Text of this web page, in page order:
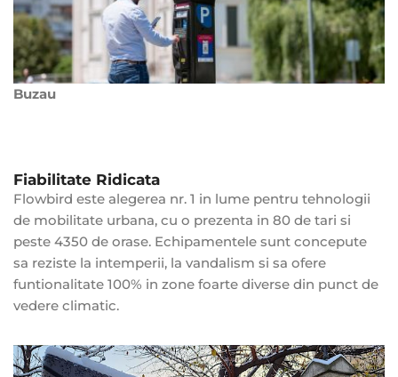
Buzau
Fiabilitate Ridicata
Flowbird este alegerea nr. 1 in lume pentru tehnologii
de mobilitate urbana, cu o prezenta in 80 de tari si
peste 4350 de orase. Echipamentele sunt concepute
sa reziste la intemperii, la vandalism si sa ofere
funtionalitate 100% in zone foarte diverse din punct de
vedere climatic.